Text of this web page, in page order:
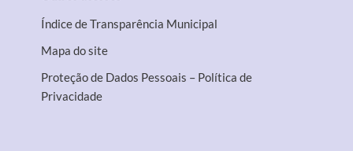
Índice de Transparência Municipal
Mapa do site
Proteção de Dados Pessoais – Política de
Privacidade